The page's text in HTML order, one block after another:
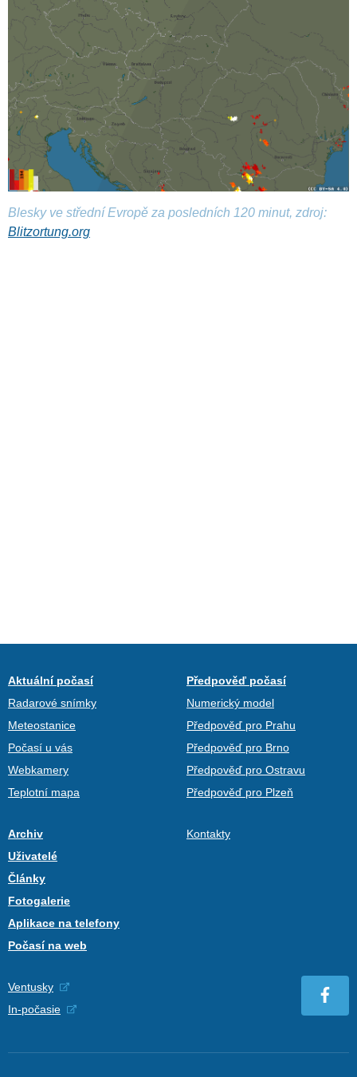
Blesky ve střední Evropě za posledních 120 minut, zdroj:
Blitzortung.org
Aktuální počasí
Radarové snímky
Meteostanice
Počasí u vás
Webkamery
Teplotní mapa
Předpověď počasí
Numerický model
Předpověď pro Prahu
Předpověď pro Brno
Předpověď pro Ostravu
Předpověď pro Plzeň
Archiv
Uživatelé
Články
Fotogalerie
Aplikace na telefony
Počasí na web
Kontakty
Ventusky
In-počasie